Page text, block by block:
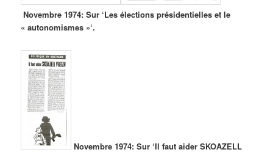
Novembre 1974: Sur ‘Les élections présidentielles et le
« autonomismes »‘.
Novembre 1974: Sur ‘Il faut aider SKOAZELL